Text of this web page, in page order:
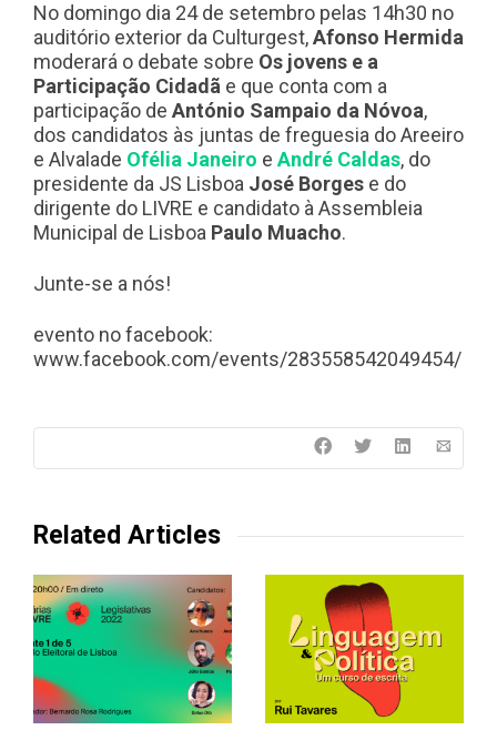
No domingo dia 24 de setembro pelas 14h30 no
auditório exterior da Culturgest,Afonso Hermida
moderará o debate sobre Os jovens e a
Participação Cidadã e que conta com a
participação de António Sampaio da Nóvoa,
dos candidatos às juntas de freguesia do Areeiro
e Alvalade Ofélia Janeiro e André Caldas, do
presidente da JS Lisboa José Borges e do
dirigente do LIVRE e candidato à Assembleia
Municipal de Lisboa Paulo Muacho.
Junte-se a nós!
evento no facebook:
www.facebook.com/events/283558542049454/
Related Articles